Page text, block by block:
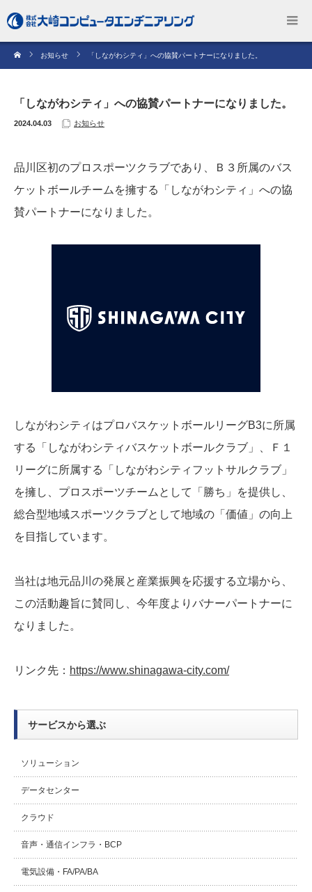
お知らせ 「しながわシティ」への協賛パートナーになりました。
「しながわシティ」への協賛パートナーになりました。
2024.04.03 お知らせ
品川区初のプロスポーツクラブであり、Ｂ３所属のバス
ケットボールチームを擁する「しながわシティ」への協
賛パートナーになりました。
しながわシティはプロバスケットボールリーグB3に所属
する「しながわシティバスケットボールクラブ」、Ｆ１
リーグに所属する「しながわシティフットサルクラブ」
を擁し、プロスポーツチームとして「勝ち」を提供し、
総合型地域スポーツクラブとして地域の「価値」の向上
を目指しています。
当社は地元品川の発展と産業振興を応援する立場から、
この活動趣旨に賛同し、今年度よりバナーパートナーに
なりました。
リンク先： https://www.shinagawa-city.com/
サービスから選ぶ
ソリューション
データセンター
クラウド
音声・通信インフラ・BCP
電気設備・FA/PA/BA